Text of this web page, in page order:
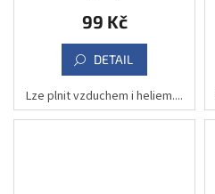
99 Kč
DETAIL
Lze plnit vzduchem i heliem....